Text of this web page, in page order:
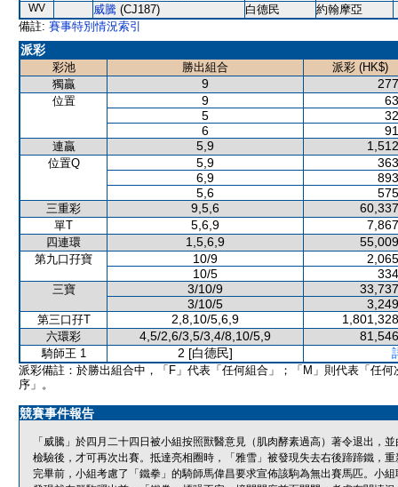
WV 威騰 (CJ187) 白德民
約翰摩亞
備註: 賽事特別情況索引
派彩
彩池 勝出組合
派彩 (HK$)
獨贏
9
位置 9
5
6
連贏 5,9
位置Q 5,9
6,9
5,6
三重彩 9,5,6
單T 5,6,9
四連環 1,5,6,9
第九口孖寶 10/9
10/5
三寶 3/10/9
3/10/5
第三口孖T 2,8,10/5,6,9
六環彩 4,5/2,6/3,5/3,4/8,10/5,9
騎師王 1 2 [白德民]
派彩備註：於勝出組合中，「F」代表「任何組合」；「M」則代表「任何
序」。
競賽事件報告
「威騰」於四月二十四日被小組按照獸醫意見（肌肉酵素過高）著令退出，
檢驗後，才可再次出賽。抵達亮相圈時，「雅雪」被發現失去右後蹄蹄鐵，
完畢前，小組考慮了「鐵拳」的騎師馬偉昌要求宣佈該駒為無出賽馬匹。小